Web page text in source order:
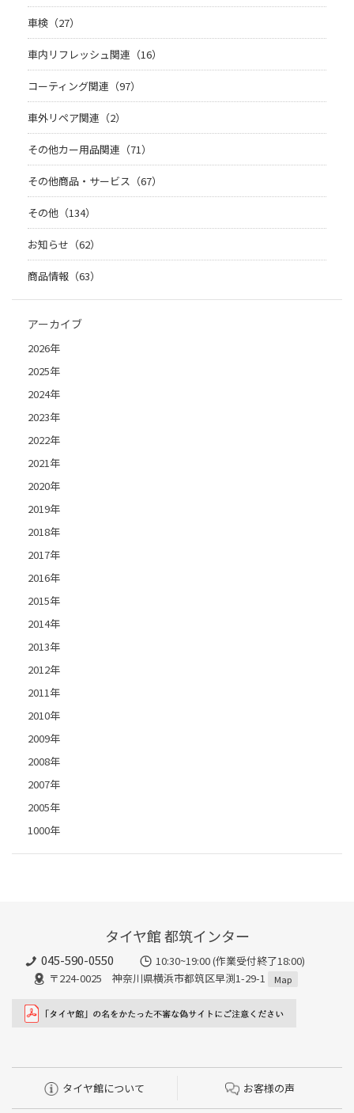
車検（27）
車内リフレッシュ関連（16）
コーティング関連（97）
車外リペア関連（2）
その他カー用品関連（71）
その他商品・サービス（67）
その他（134）
お知らせ（62）
商品情報（63）
アーカイブ
2026年
2025年
2024年
2023年
2022年
2021年
2020年
2019年
2018年
2017年
2016年
2015年
2014年
2013年
2012年
2011年
2010年
2009年
2008年
2007年
2005年
1000年
タイヤ館 都筑インター
045-590-0550
10:30~19:00 (作業受付終了18:00)
〒224-0025 神奈川県横浜市都筑区早渕1-29-1
Map
タイヤ館について お客様の声